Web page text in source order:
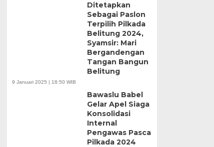
Ditetapkan
Sebagai Paslon
Terpilih Pilkada
Belitung 2024,
Syamsir: Mari
Bergandengan
Tangan Bangun
Belitung
9 Januari 2025 | 18:50 WIB
Bawaslu Babel
Gelar Apel Siaga
Konsolidasi
Internal
Pengawas Pasca
Pilkada 2024